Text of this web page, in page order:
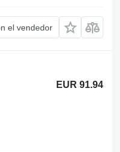
el vendedor
EUR 91.94